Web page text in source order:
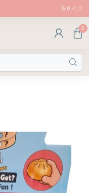
Afhalen
5.0 /5.0
0